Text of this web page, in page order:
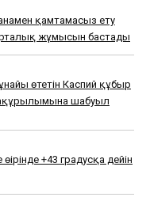
қамтамасыз ету
жұмысын бастады
өтетін Каспий құбыр
шабуыл
+43 градусқа дейін